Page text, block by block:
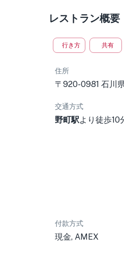
レストラン概要
行き方 共有
住所
〒920-0981 石川
交通方式
野町駅より徒歩10
付款方式
現金, AMEX